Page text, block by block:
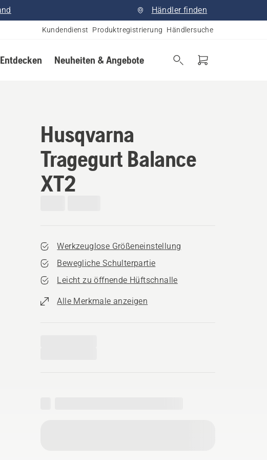
Händler finden
Kundendienst Produktregistrierung Händlersuche
Neuheiten & Angebote
Husqvarna
Tragegurt Balance
XT2
Werkzeuglose Größeneinstellung
Bewegliche Schulterpartie
Leicht zu öffnende Hüftschnalle
Alle Merkmale anzeigen